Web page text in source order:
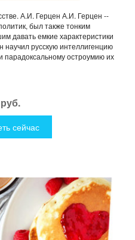
А.И. Герцен А.И. Герцен --
был также тонким
давать емкие характеристики
русскую интеллигенцию
остроумию их
сейчас